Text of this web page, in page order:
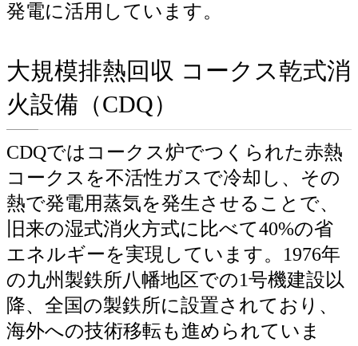
発電に活用しています。
大規模排熱回収 コークス乾式消
火設備（CDQ）
CDQではコークス炉でつくられた赤熱
コークスを不活性ガスで冷却し、その
熱で発電用蒸気を発生させることで、
旧来の湿式消火方式に比べて40%の省
エネルギーを実現しています。1976年
の九州製鉄所八幡地区での1号機建設以
降、全国の製鉄所に設置されており、
海外への技術移転も進められていま